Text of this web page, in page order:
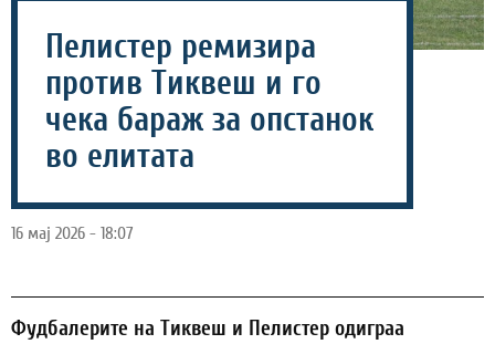
Пелистер ремизира
против Тиквеш и го
чека бараж за опстанок
во елитата
16 мај 2026 - 18:07
Фудбалерите на Тиквеш и Пелистер одиграа